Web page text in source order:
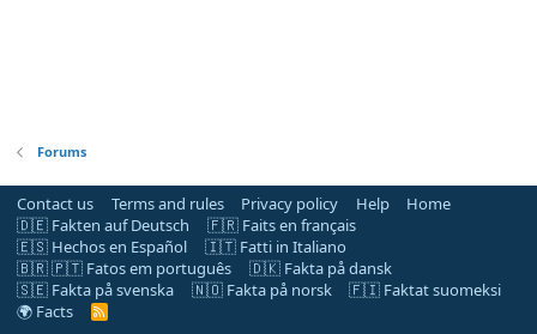
Forums
Contact us Terms and rules Privacy policy Help
Home
🇩🇪 Fakten auf Deutsch
🇫🇷 Faits en français
🇪🇸 Hechos en Español
🇮🇹 Fatti in Italiano
🇧🇷 🇵🇹 Fatos em português
🇩🇰 Fakta på dansk
🇸🇪 Fakta på svenska
🇳🇴 Fakta på norsk
🇫🇮 Faktat suomeksi
🌍 Facts
R